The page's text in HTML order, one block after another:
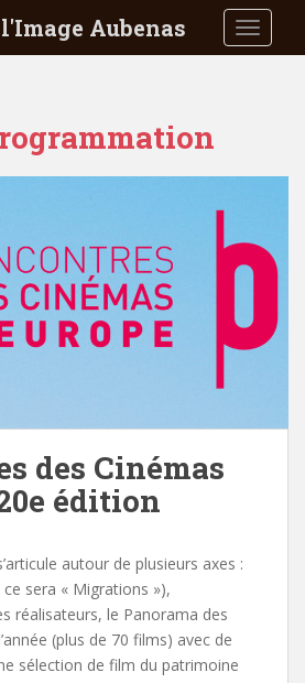
Aubenas
des Cinémas
édition
autour de plusieurs axes :
sera « Migrations »),
réalisateurs, le Panorama des
(plus de 70 films) avec de
sélection de film du patrimoine